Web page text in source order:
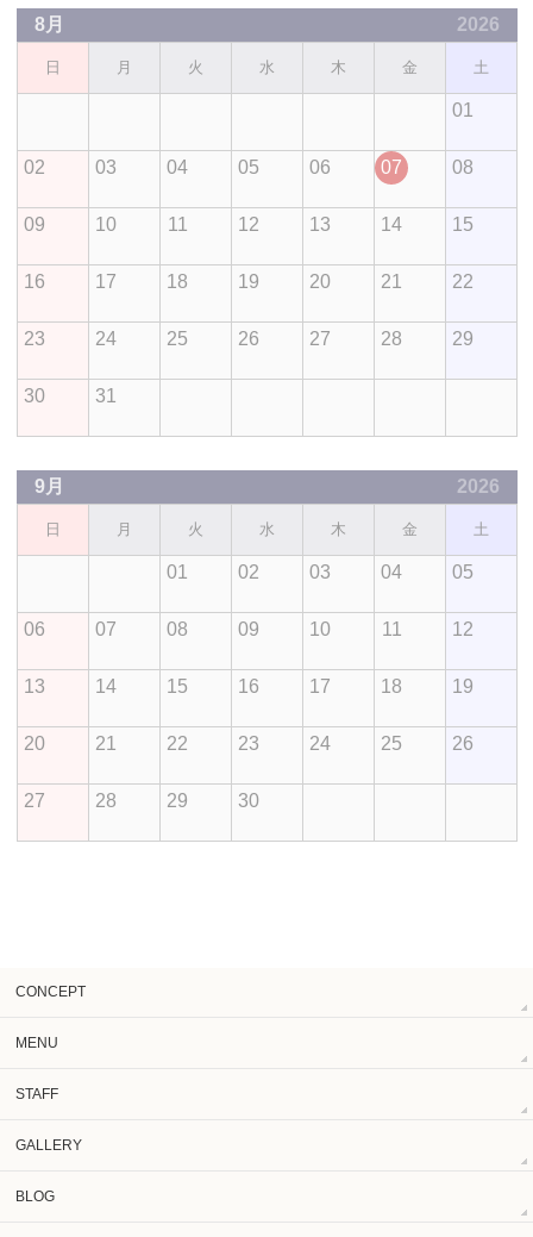
8月 2026
日 月 火 水 木 金 土
01
02 03 04 05 06 07 08
09 10 11 12 13 14 15
16 17 18 19 20 21 22
23 24 25 26 27 28 29
30 31
9月 2026
日 月 火 水 木 金 土
01 02 03 04 05
06 07 08 09 10 11 12
13 14 15 16 17 18 19
20 21 22 23 24 25 26
27 28 29 30
CONCEPT
MENU
STAFF
GALLERY
BLOG